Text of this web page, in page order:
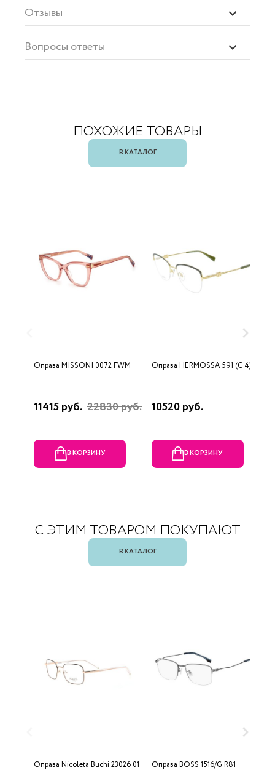
Отзывы
Вопросы ответы
ПОХОЖИЕ ТОВАРЫ
В КАТАЛОГ
Оправа MISSONI 0072 FWM
11415 руб. 22830 руб.
В КОРЗИНУ
Оправа HERMOSSA 591 (C 4)
10520 руб.
В КОРЗИНУ
С ЭТИМ ТОВАРОМ ПОКУПАЮТ
В КАТАЛОГ
Оправа Nicoleta Buchi 23026 01 Оправа BOSS 1516/G R81